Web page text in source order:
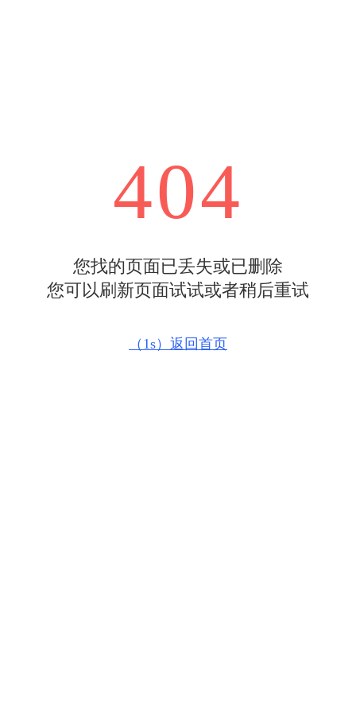
404
您找的页面已丢失或已删除
您可以刷新页面试试或者稍后重试
（ 1s）返回首页